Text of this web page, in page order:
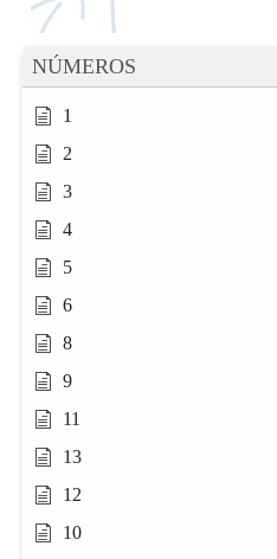
NÚMEROS
1
2
3
4
5
6
8
9
11
13
12
10